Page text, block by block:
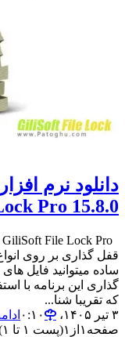
Pro 15.8.0
قفل گذاری بر روی
ساده میتوانید فایل
که تقریبا شنا...
۳ تیر ۱۴۰۵،‏ ۰:۱۰
صفحه ۱ از ۱(پست ۱ تا ۱)